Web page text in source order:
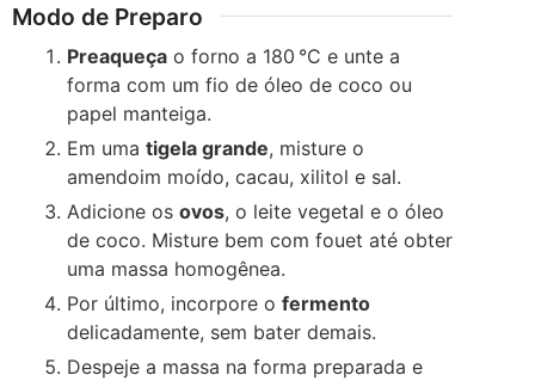
Modo de Preparo
Preaqueça o forno a 180 °C e unte a
forma com um fio de óleo de coco ou
papel manteiga.
Em umatigela grande, misture o
amendoim moído, cacau, xilitol e sal.
Adicione osovos, o leite vegetal e o óleo
de coco. Misture bem com fouet até obter
uma massa homogênea.
Por último, incorpore ofermento
delicadamente, sem bater demais.
Despeje a massa na forma preparada e